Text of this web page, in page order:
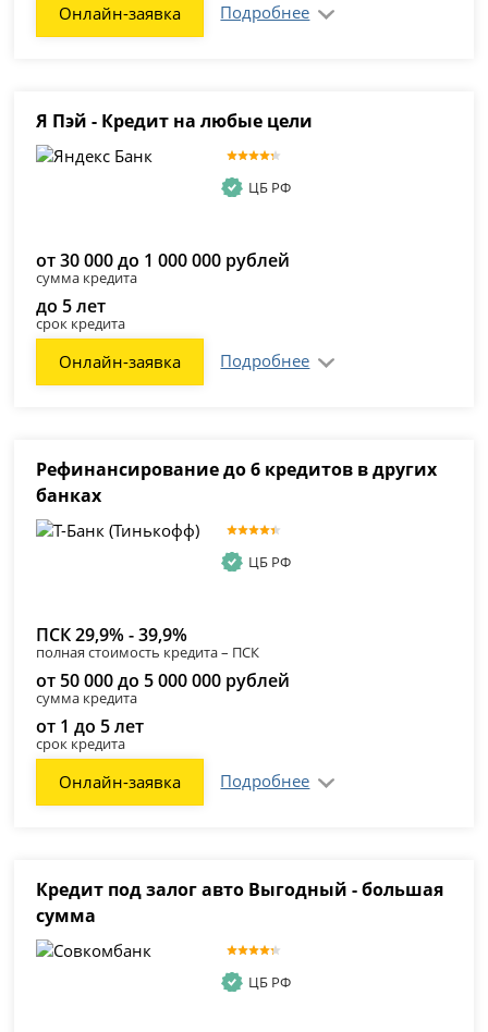
Онлайн-заявка Подробнее
Я Пэй - Кредит на любые цели
ЦБ РФ
от 30 000 до 1 000 000 рублей
сумма кредита
до 5 лет
срок кредита
Онлайн-заявка Подробнее
Рефинансирование до 6 кредитов в других
банках
ЦБ РФ
ПСК 29,9% - 39,9%
полная стоимость кредита – ПСК
от 50 000 до 5 000 000 рублей
сумма кредита
от 1 до 5 лет
срок кредита
Онлайн-заявка Подробнее
Кредит под залог авто Выгодный - большая
сумма
ЦБ РФ